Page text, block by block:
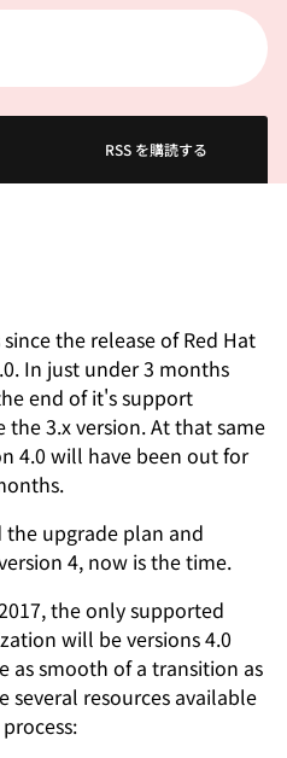
RSS を購読する
the release of Red Hat
In just under 3 months
end of it's support
3.x version. At that same
4.0 will have been out for
upgrade plan and
4, now is the time.
the only supported
will be versions 4.0
as smooth of a transition as
several resources available